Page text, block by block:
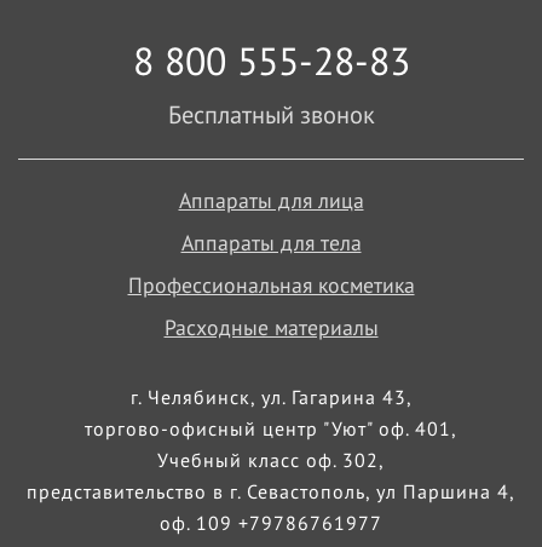
8 800 555-28-83
Бесплатный звонок
Аппараты для лица
Аппараты для тела
Профессиональная косметика
Расходные материалы
г. Челябинск, ул. Гагарина 43,
торгово-офисный центр "Уют" оф. 401,
Учебный класс оф. 302,
представительство в г. Севастополь, ул Паршина 4,
оф. 109 +79786761977